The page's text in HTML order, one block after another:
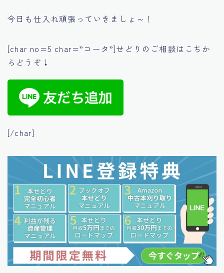
今日も仕入れ頑張っていきましょ～！
[char no=5 char=”コータ”]せどりのご相談はこちか
らどうぞ↓
[/char]